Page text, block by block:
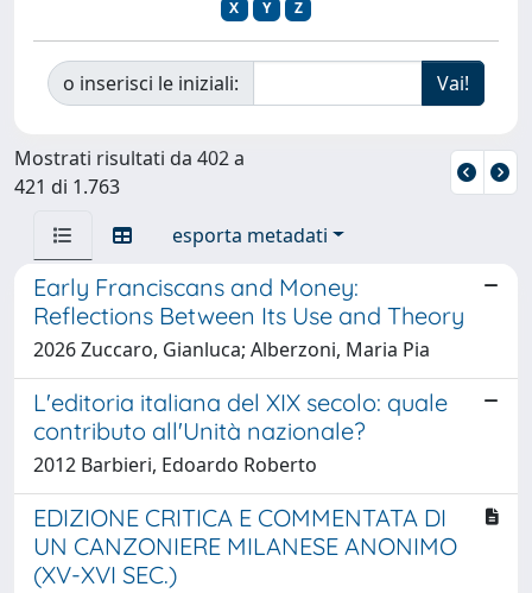
X
Y Z
o inserisci le iniziali:
Mostrati risultati da 402 a
421 di 1.763
esporta metadati
Early Franciscans and Money:
Reflections Between Its Use and Theory
2026 Zuccaro, Gianluca; Alberzoni, Maria Pia
L'editoria italiana del XIX secolo: quale
contributo all'Unità nazionale?
2012 Barbieri, Edoardo Roberto
EDIZIONE CRITICA E COMMENTATA DI
UN CANZONIERE MILANESE ANONIMO
(XV-XVI SEC.)